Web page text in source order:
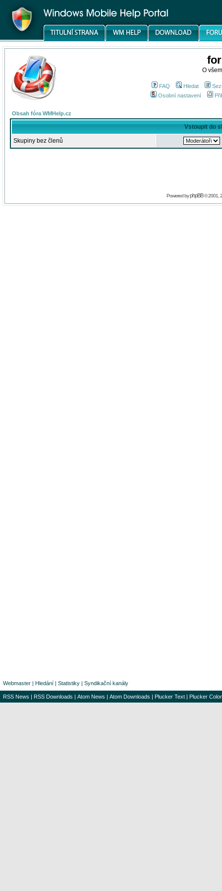
O
FAQ Hledat
Osobní nastavení
Obsah fóra WMHelp.cz
Vstoupit do
Skupiny bez členů
Powered byphpBB© 2001,
Webmaster | Hledání | Statistiky | Syndikační kanály
RSS News | RSS Downloads | Atom News | Atom Downloads | Plucker Text | Plucker Color